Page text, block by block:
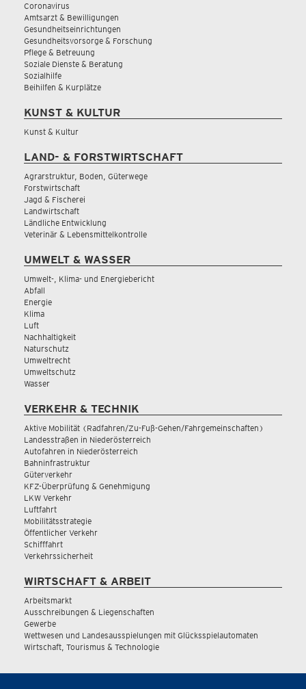
Coronavirus
Amtsarzt & Bewilligungen
Gesundheitseinrichtungen
Gesundheitsvorsorge & Forschung
Pflege & Betreuung
Soziale Dienste & Beratung
Sozialhilfe
Beihilfen & Kurplätze
KUNST & KULTUR
Kunst & Kultur
LAND- & FORSTWIRTSCHAFT
Agrarstruktur, Boden, Güterwege
Forstwirtschaft
Jagd & Fischerei
Landwirtschaft
Ländliche Entwicklung
Veterinär & Lebensmittelkontrolle
UMWELT & WASSER
Umwelt-, Klima- und Energiebericht
Abfall
Energie
Klima
Luft
Nachhaltigkeit
Naturschutz
Umweltrecht
Umweltschutz
Wasser
VERKEHR & TECHNIK
Aktive Mobilität (Radfahren/Zu-Fuß-Gehen/Fahrgemeinschaften)
Landesstraßen in Niederösterreich
Autofahren in Niederösterreich
Bahninfrastruktur
Güterverkehr
KFZ-Überprüfung & Genehmigung
LKW Verkehr
Luftfahrt
Mobilitätsstrategie
Öffentlicher Verkehr
Schifffahrt
Verkehrssicherheit
WIRTSCHAFT & ARBEIT
Arbeitsmarkt
Ausschreibungen & Liegenschaften
Gewerbe
Wettwesen und Landesausspielungen mit Glücksspielautomaten
Wirtschaft, Tourismus & Technologie